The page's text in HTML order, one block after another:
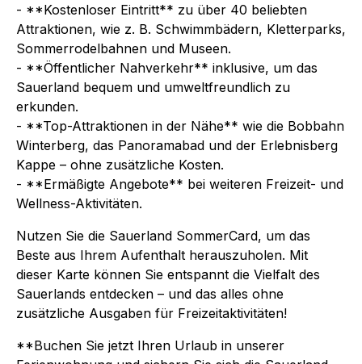
- **Kostenloser Eintritt** zu über 40 beliebten
Attraktionen, wie z. B. Schwimmbädern, Kletterparks,
Sommerrodelbahnen und Museen.
- **Öffentlicher Nahverkehr** inklusive, um das
Sauerland bequem und umweltfreundlich zu
erkunden.
- **Top-Attraktionen in der Nähe** wie die Bobbahn
Winterberg, das Panoramabad und der Erlebnisberg
Kappe – ohne zusätzliche Kosten.
- **Ermäßigte Angebote** bei weiteren Freizeit- und
Wellness-Aktivitäten.
Nutzen Sie die Sauerland SommerCard, um das
Beste aus Ihrem Aufenthalt herauszuholen. Mit
dieser Karte können Sie entspannt die Vielfalt des
Sauerlands entdecken – und das alles ohne
zusätzliche Ausgaben für Freizeitaktivitäten!
**Buchen Sie jetzt Ihren Urlaub in unserer